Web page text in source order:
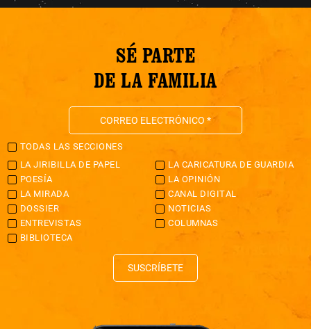
SÉ PARTE
DE LA FAMILIA
TODAS LAS SECCIONES
LA JIRIBILLA DE PAPEL
LA CARICATURA DE GUARDIA
POESÍA
LA OPINIÓN
LA MIRADA
CANAL DIGITAL
DOSSIER
NOTICIAS
ENTREVISTAS
COLUMNAS
BIBLIOTECA
SUSCRÍBETE